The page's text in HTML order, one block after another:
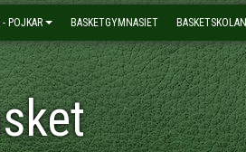
- POJKAR BASKETGYMNASIET BASKETSKOLAN